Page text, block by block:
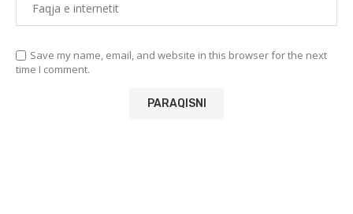
Save my name, email, and website in this browser for the next
time I comment.